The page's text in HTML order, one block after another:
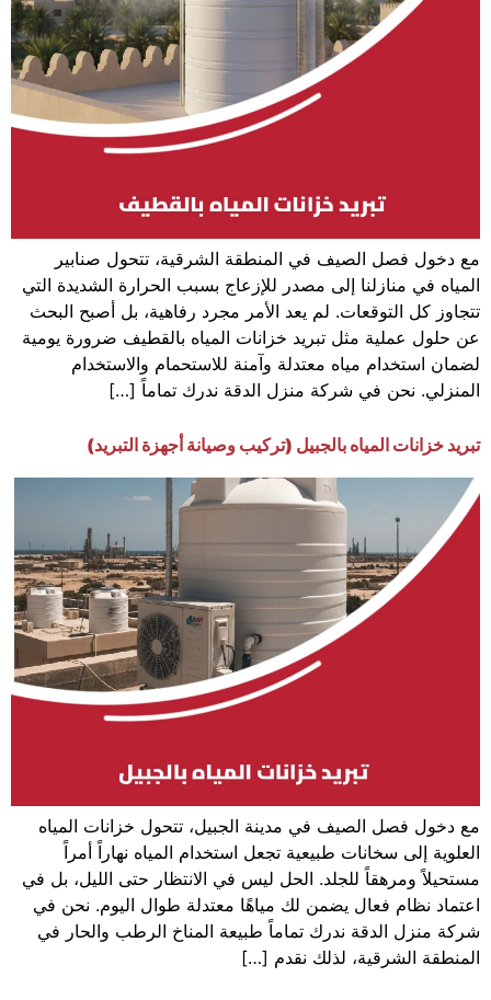
مع دخول فصل الصيف في المنطقة الشرقية، تتحول صنابير
المياه في منازلنا إلى مصدر للإزعاج بسبب الحرارة الشديدة التي
تتجاوز كل التوقعات. لم يعد الأمر مجرد رفاهية، بل أصبح البحث
عن حلول عملية مثل تبريد خزانات المياه بالقطيف ضرورة يومية
لضمان استخدام مياه معتدلة وآمنة للاستحمام والاستخدام
المنزلي. نحن في شركة منزل الدقة ندرك تماماً […]
تبريد خزانات المياه بالجبيل (تركيب وصيانة أجهزة التبريد)
مع دخول فصل الصيف في مدينة الجبيل، تتحول خزانات المياه
العلوية إلى سخانات طبيعية تجعل استخدام المياه نهاراً أمراً
مستحيلاً ومرهقاً للجلد. الحل ليس في الانتظار حتى الليل، بل في
اعتماد نظام فعال يضمن لك مياهًا معتدلة طوال اليوم. نحن في
شركة منزل الدقة ندرك تماماً طبيعة المناخ الرطب والحار في
المنطقة الشرقية، لذلك نقدم […]